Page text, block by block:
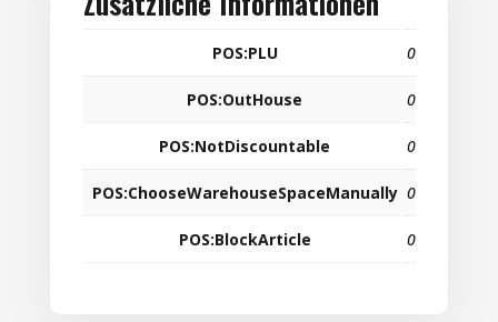
POS:PLU 0
POS:OutHouse 0
POS:NotDiscountable 0
POS:ChooseWarehouseSpaceManually 0
POS:BlockArticle 0